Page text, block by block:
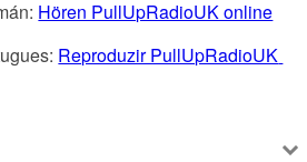
Hören PullUpRadioUK online
Reproduzir PullUpRadioUK